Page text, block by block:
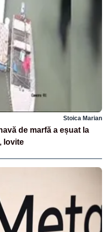
Stoica Marian
de marfă a eșuat la
lovite